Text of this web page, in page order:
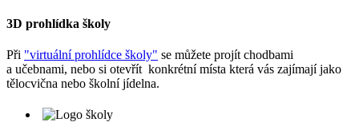
3D prohlídka školy
Při "virtuální prohlídce školy" se můžete projít chodbami
a učebnami, nebo si otevřít konkrétní místa která vás zajímají jako
tělocvična nebo školní jídelna.